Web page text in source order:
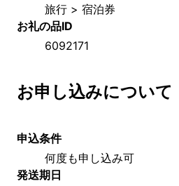
旅行 > 宿泊券
お礼の品ID
6092171
お申し込みについて
申込条件
何度も申し込み可
発送期日